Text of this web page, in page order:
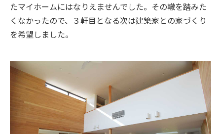
たマイホームにはなりえませんでした。その轍を踏みた
くなかったので、３軒目となる次は建築家との家づくり
を希望しました。